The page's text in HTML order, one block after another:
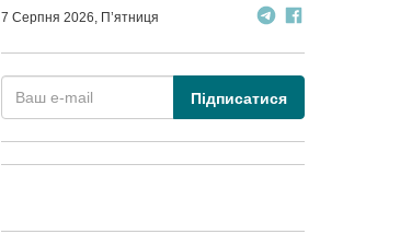
7 Серпня 2026, П’ятниця
Підписатися